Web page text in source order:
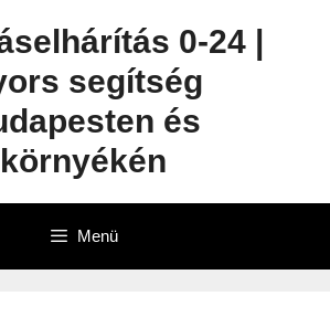
0-24 |
segítség
és
környékén
Menü